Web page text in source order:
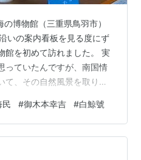
博物館（三重県鳥羽市）
いの案内看板を見る度にず
館を初めて訪れました。 実
っていたんですが、南国情
て、その自然風景を取り入
展示A棟 博物館のコンセプ
てきた海民（漁師、海女、
歴史と現在、さらに未来を
博物館の英名がSEA
民 #御木本幸吉 #白鯨號